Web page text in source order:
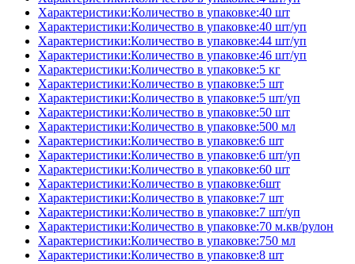
Характеристики:Количество в упаковке:40 шт
Характеристики:Количество в упаковке:40 шт/уп
Характеристики:Количество в упаковке:44 шт/уп
Характеристики:Количество в упаковке:46 шт/уп
Характеристики:Количество в упаковке:5 кг
Характеристики:Количество в упаковке:5 шт
Характеристики:Количество в упаковке:5 шт/уп
Характеристики:Количество в упаковке:50 шт
Характеристики:Количество в упаковке:500 мл
Характеристики:Количество в упаковке:6 шт
Характеристики:Количество в упаковке:6 шт/уп
Характеристики:Количество в упаковке:60 шт
Характеристики:Количество в упаковке:6шт
Характеристики:Количество в упаковке:7 шт
Характеристики:Количество в упаковке:7 шт/уп
Характеристики:Количество в упаковке:70 м.кв/рулон
Характеристики:Количество в упаковке:750 мл
Характеристики:Количество в упаковке:8 шт